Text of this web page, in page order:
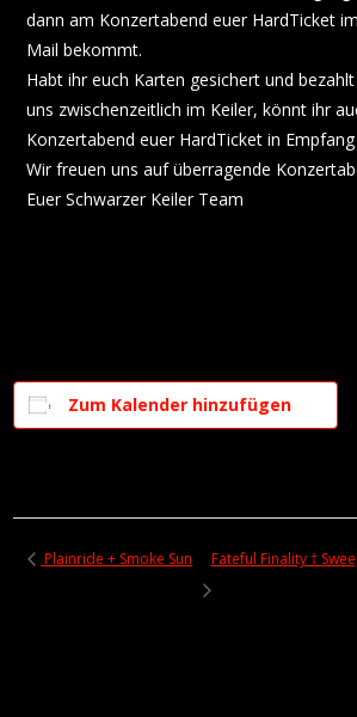
dann am Konzertabend euer HardTicket
Mail bekommt.
Habt ihr euch Karten gesichert und
uns zwischenzeitlich im Keiler, könnt ihr
Konzertabend euer HardTicket in
Wir freuen uns auf überragende
Euer Schwarzer Keiler Team
Zum Kalender hinzufügen
Plainride + Smoke Sun Fateful Finality †